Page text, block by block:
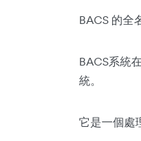
BACS 的全
BACS系統
統。
它是一個處